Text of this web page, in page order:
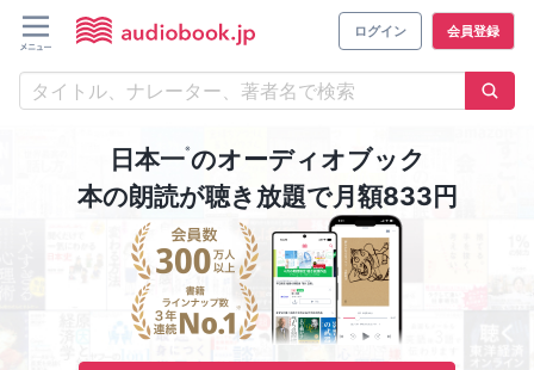
ログイン 会員登録
日本一※のオーディオブック
本の朗読が聴き放題で月額833円